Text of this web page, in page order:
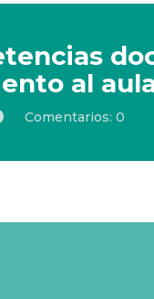
al
Comentarios: 0